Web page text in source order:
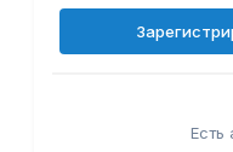
Есть